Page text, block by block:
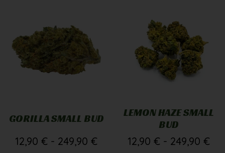
GORILLA SMALL BUD
12,90 € - 249,90 €
LEMON HAZE SMALL
BUD
12,90 € - 249,90 €